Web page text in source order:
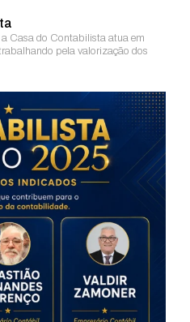
a Casa do Contabilista atua em
pela valorização dos